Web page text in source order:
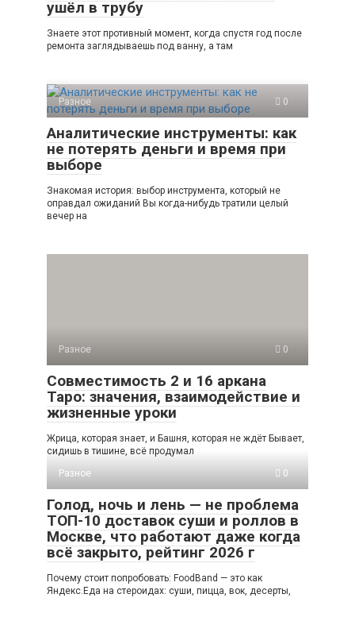
ушёл в трубу
Знаете этот противный момент, когда спустя год после
ремонта заглядываешь под ванну, а там
Разное 0
Аналитические инструменты: как
не потерять деньги и время при
выборе
Знакомая история: выбор инструмента, который не
оправдал ожиданий Вы когда-нибудь тратили целый
вечер на
Разное 0
Совместимость 2 и 16 аркана
Таро: значения, взаимодействие и
жизненные уроки
Жрица, которая знает, и Башня, которая не ждёт Бывает,
сидишь в тишине, всё продумал
Разное
0
Голод, ночь и лень — не проблема
ТОП-10 доставок суши и роллов в
Москве, что работают даже когда
всё закрыто, рейтинг 2026 г
Почему стоит попробовать: FoodBand — это как
Яндекс.Еда на стероидах: суши, пицца, вок, десерты,